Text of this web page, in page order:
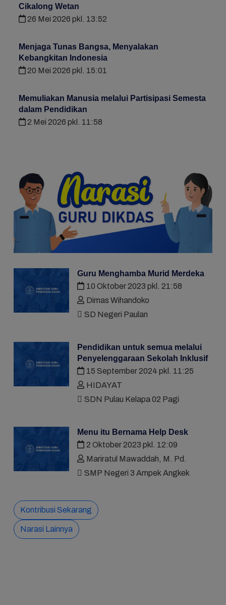
Cikalong Wetan
26 Mei 2026 pkl. 13:52
Menjaga Tunas Bangsa, Menyalakan
Kebangkitan Indonesia
20 Mei 2026 pkl. 15:01
Memuliakan Manusia melalui Partisipasi Semesta
dalam Pendidikan
2 Mei 2026 pkl. 11:58
Guru Menghamba Murid Merdeka
10 Oktober 2023 pkl. 21:58
Dimas Wihandoko
SD Negeri Paulan
Pendidikan untuk semua melalui
Penyelenggaraan Sekolah Inklusif
15 September 2024 pkl. 11:25
HIDAYAT
SDN Pulau Kelapa 02 Pagi
Menu itu Bernama Help Desk
2 Oktober 2023 pkl. 12:09
Mariratul Mawaddah, M. Pd.
SMP Negeri 3 Ampek Angkek
Kontribusi Sekarang
Narasi Lainnya